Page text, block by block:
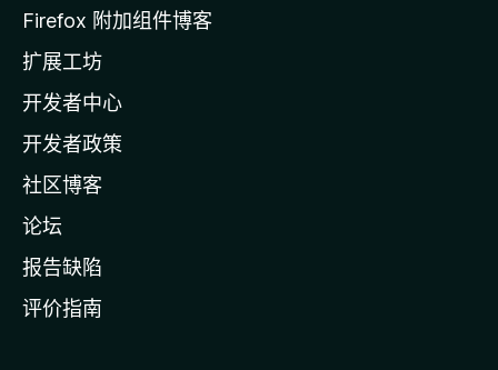
l
a
主
页
Firefox 附加组件博客
扩展工坊
开发者中心
开发者政策
社区博客
论坛
报告缺陷
评价指南